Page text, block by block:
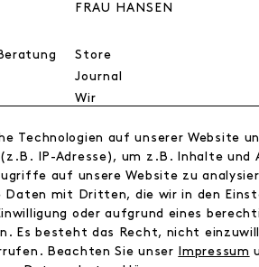
FRAU HANSEN
Store
Journal
Wir
Wholesale
Instagram
Technologien auf unserer Website
IP-Adresse), um z.B. Inhalte und
auf unsere Website zu
mit Dritten, die wir in den
oder aufgrund eines
Es besteht das Recht, nicht
Beachten Sie unser
Impressum